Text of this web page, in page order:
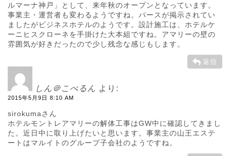
ルマーナ神戸」として、来年秋のオープンとなっています。
事業主・運営者も変わるようですね。パースが掲示されてい
ましたがビジネスホテルのようです。設計施工は、ホテルケ
ーニヒスクローネを手掛けた大本組ですね。アマリーの壁の
雰囲気が好きだったので少し残念な感じもします。
返信
しん＠こべるん より:
2015年5月9日 8:10 AM
sirokumaさん
ホテルモントレアマリーの解体工事はGW中に確認してきまし
た。近日中に取り上げたいと思います。事業主の山王エステ
ートはマルイトのグループ子会社のようですね。